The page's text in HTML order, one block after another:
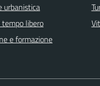
urbanistica
libero
e formazione